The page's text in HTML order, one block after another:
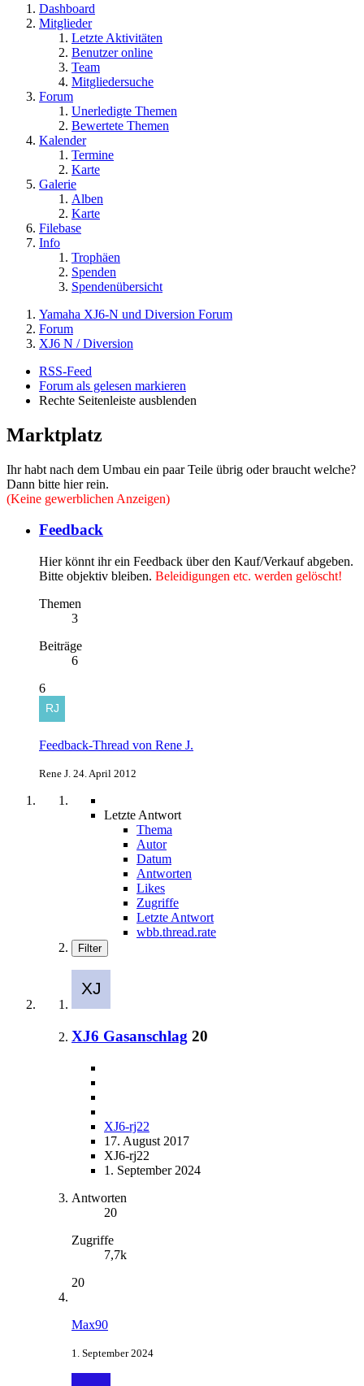
Dashboard
Mitglieder
Letzte Aktivitäten
Benutzer online
Team
Mitgliedersuche
Forum
Unerledigte Themen
Bewertete Themen
Kalender
Termine
Karte
Galerie
Alben
Karte
Filebase
Info
Trophäen
Spenden
Spendenübersicht
Yamaha XJ6-N und Diversion Forum
Forum
XJ6 N / Diversion
RSS-Feed
Forum als gelesen markieren
Rechte Seitenleiste ausblenden
Marktplatz
Ihr habt nach dem Umbau ein paar Teile übrig oder braucht welche?
Dann bitte hier rein.
(Keine gewerblichen Anzeigen)
Feedback
Hier könnt ihr ein Feedback über den Kauf/Verkauf abgeben.
Bitte objektiv bleiben. Beleidigungen etc. werden gelöscht!
Themen
3
Beiträge
6
6
Feedback-Thread von Rene J.
Rene J. 24. April 2012
Letzte Antwort
Thema
Autor
Datum
Antworten
Likes
Zugriffe
Letzte Antwort
wbb.thread.rate
Filter
XJ6 Gasanschlag 20
XJ6-rj22
17. August 2017
XJ6-rj22
1. September 2024
Antworten
20
Zugriffe
7,7k
20
Max90
1. September 2024